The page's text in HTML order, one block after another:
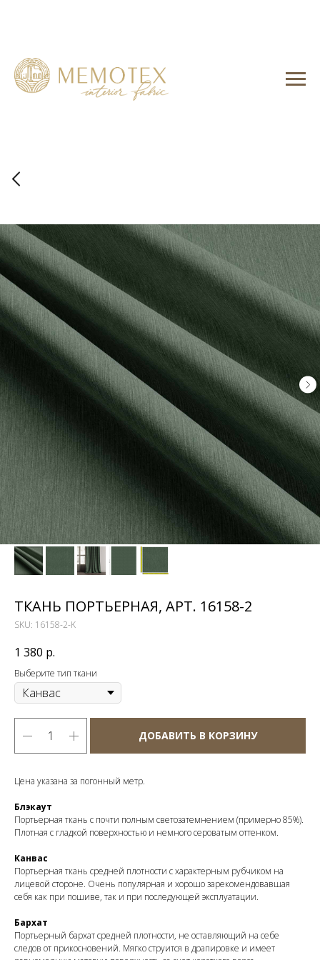
ТКАНЬ ПОРТЬЕРНАЯ, АРТ. 16158-2
SKU: 16158-2-K
1 380 р.
Выберите тип ткани
ДОБАВИТЬ В КОРЗИНУ
Цена указана за погонный метр.
Блэкаут
Портьерная ткань с почти полным светозатемнением (примерно 85%).
Плотная с гладкой поверхностью и немного сероватым оттенком.
Канвас
Портьерная ткань средней плотности с характерным рубчиком на
лицевой стороне. Очень популярная и хорошо зарекомендовавшая
себя как при пошиве, так и при последующей эксплуатации.
Бархат
Портьерный бархат средней плотности, не оставляющий на себе
следов от прикосновений. Мягко струится в драпировке и имеет